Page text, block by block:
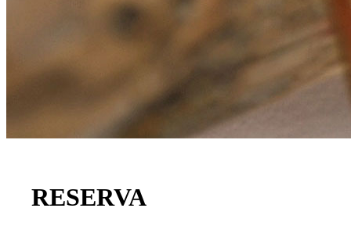
RESERVA